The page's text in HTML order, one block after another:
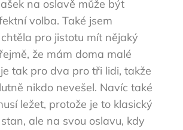
na oslavě může být
volba. Také jsem
pro jistotu mít nějaký
že mám doma malé
tak pro dva pro tři lidi, takže
nikdo nevešel. Navíc také
ležet, protože je to klasický
ale na svou oslavu, kdy